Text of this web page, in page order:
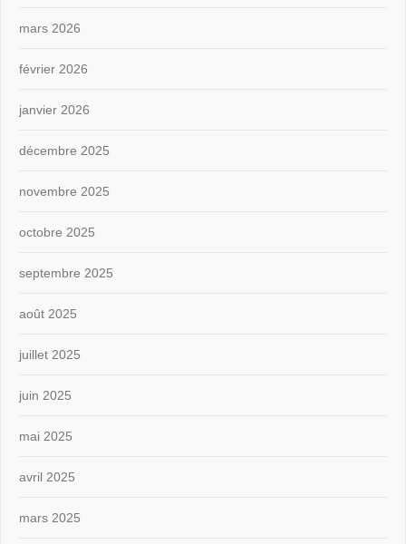
mars 2026
février 2026
janvier 2026
décembre 2025
novembre 2025
octobre 2025
septembre 2025
août 2025
juillet 2025
juin 2025
mai 2025
avril 2025
mars 2025